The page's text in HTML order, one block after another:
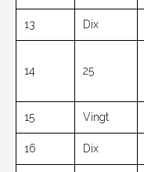
13 Dix
14 25
15 Vingt
16 Dix